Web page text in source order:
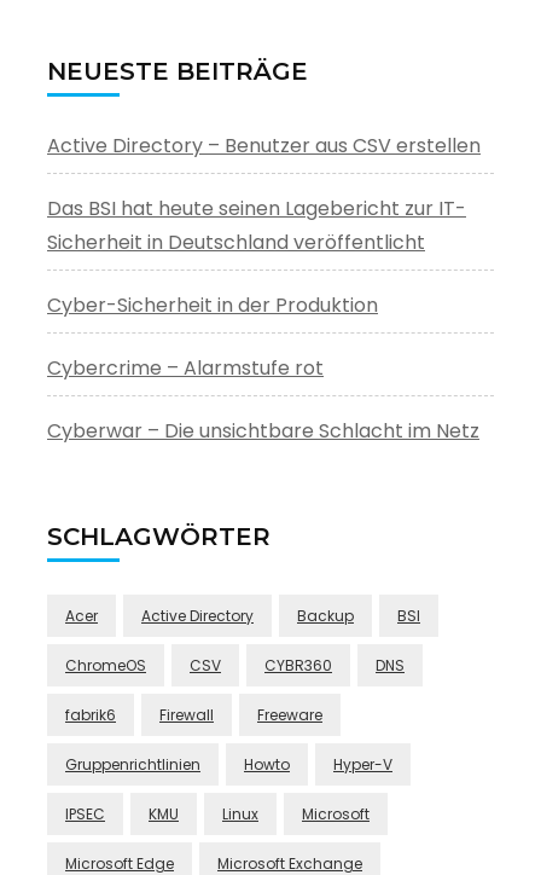
NEUESTE BEITRÄGE
Active Directory – Benutzer aus CSV erstellen
Das BSI hat heute seinen Lagebericht zur IT-
Sicherheit in Deutschland veröffentlicht
Cyber-Sicherheit in der Produktion
Cybercrime – Alarmstufe rot
Cyberwar – Die unsichtbare Schlacht im Netz
SCHLAGWÖRTER
Acer Active Directory Backup BSI
ChromeOS CSV CYBR360 DNS
fabrik6 Firewall Freeware
Gruppenrichtlinien Howto Hyper-V
IPSEC KMU Linux Microsoft
Microsoft Edge Microsoft Exchange